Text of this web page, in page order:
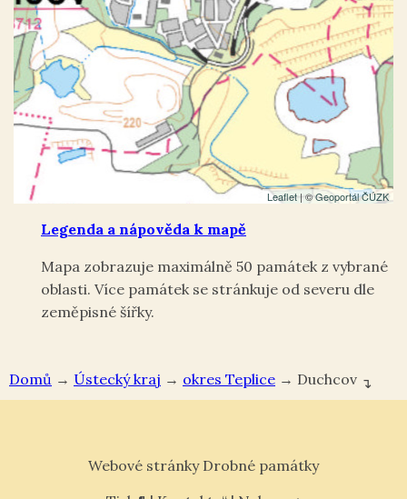
Domů → Ústecký kraj → okres Teplice → Duchcov ↴
Leaflet| ©Geoportál ČÚZK
Legenda a nápověda k mapě
Mapa zobrazuje maximálně 50 památek z vybrané
oblasti. Více památek se stránkuje od severu dle
zeměpisné šířky.
Webové stránky Drobné památky